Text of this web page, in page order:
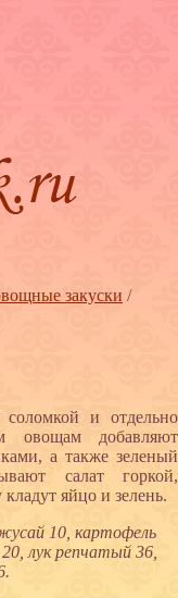
закуски /
и отдельно
овощам добавляют
а также зеленый
салат горкой,
яйцо и зелень.
10, картофель
лук репчатый 36,